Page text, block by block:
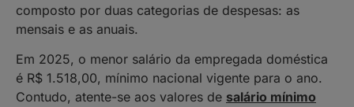
composto por duas categorias de despesas: as
mensais e as anuais.
Em 2025, o menor salário da empregada doméstica
é R$ 1.518,00, mínimo nacional vigente para o ano.
Contudo, atente-se aos valores de salário mínimo